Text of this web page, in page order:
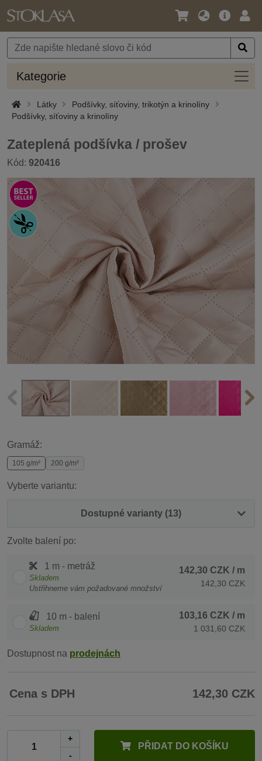
Jazyk
Měna
Hlavní
Kategorie
Látky
Podšívky, síťoviny, trikotýn a krinolíny
Podšívky, síťoviny a krinolíny
Zateplená podšívka / prošev
Kód: 920416
Gramáž:
105 g/m² 200 g/m²
Vyberte variantu:
Dostupné varianty (13)
Zvolte balení po:
1 m - metráž
Skladem
Ustřihneme vám požadované množství
142,30 CZK / m
142,30 CZK
10 m - balení
Skladem
103,16 CZK / m
1 031,60 CZK
Dostupnost na prodejnách
Cena s DPH 142,30 CZK
+
-
PŘIDAT DO KOŠÍKU